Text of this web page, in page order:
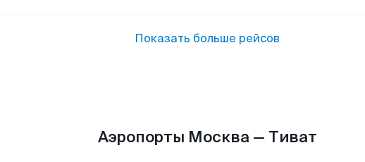
Показать больше рейсов
Аэропорты Москва — Тиват